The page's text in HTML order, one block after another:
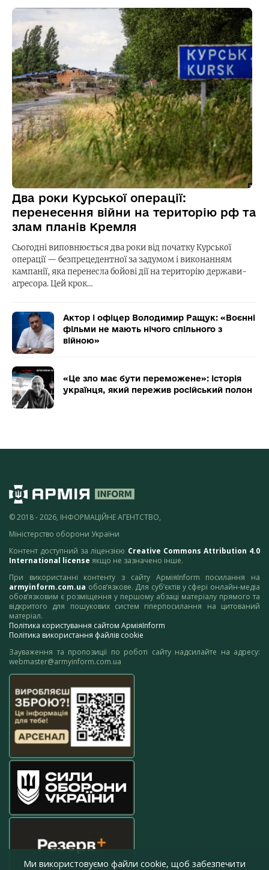
Два роки Курської операції:
перенесення війни на територію рф та
злам планів Кремля
Сьогодні виповнюється два роки від початку Курської
операції — безпрецедентної за задумом і виконанням
кампанії, яка перенесла бойові дії на територію держави-
агресора. Цей крок…
Актор і офіцер Володимир Ращук: «Воєнні
фільми не мають нічого спільного з
війною»
«Це зло має бути переможене»: історія
українця, який пережив російський полон
© 2018 - 2026, ІНФОРМАЦІЙНЕ АГЕНТСТВО,
Міністерство оборони України
Контент доступний за ліцензією Creative Commons Attribution 4.0
International license якщо не зазначено інше.
При використанні контенту з сайту АрміяInform посилання на
armyinform.com.ua обов’язкове. Для суб’єктів у сфері онлайн-медіа
обов’язковим є розміщення у першому абзаці матеріалу прямого та
відкритого для пошукових систем гіперпосилання на цитований
матеріал.
Політика користування сайтом АрміяInform
Політика використання файлів cookie
Зауваження та пропозиції по роботі сайту надсилайте на адресу:
webmaster@armyinform.com.ua
Ми використовуємо файли cookie, щоб забезпечити